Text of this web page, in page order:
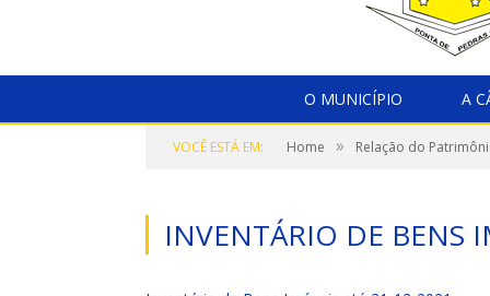
O MUNICÍPIO A
VOCÊ ESTÁ EM: Home » Relação do
INVENTÁRIO DE BENS